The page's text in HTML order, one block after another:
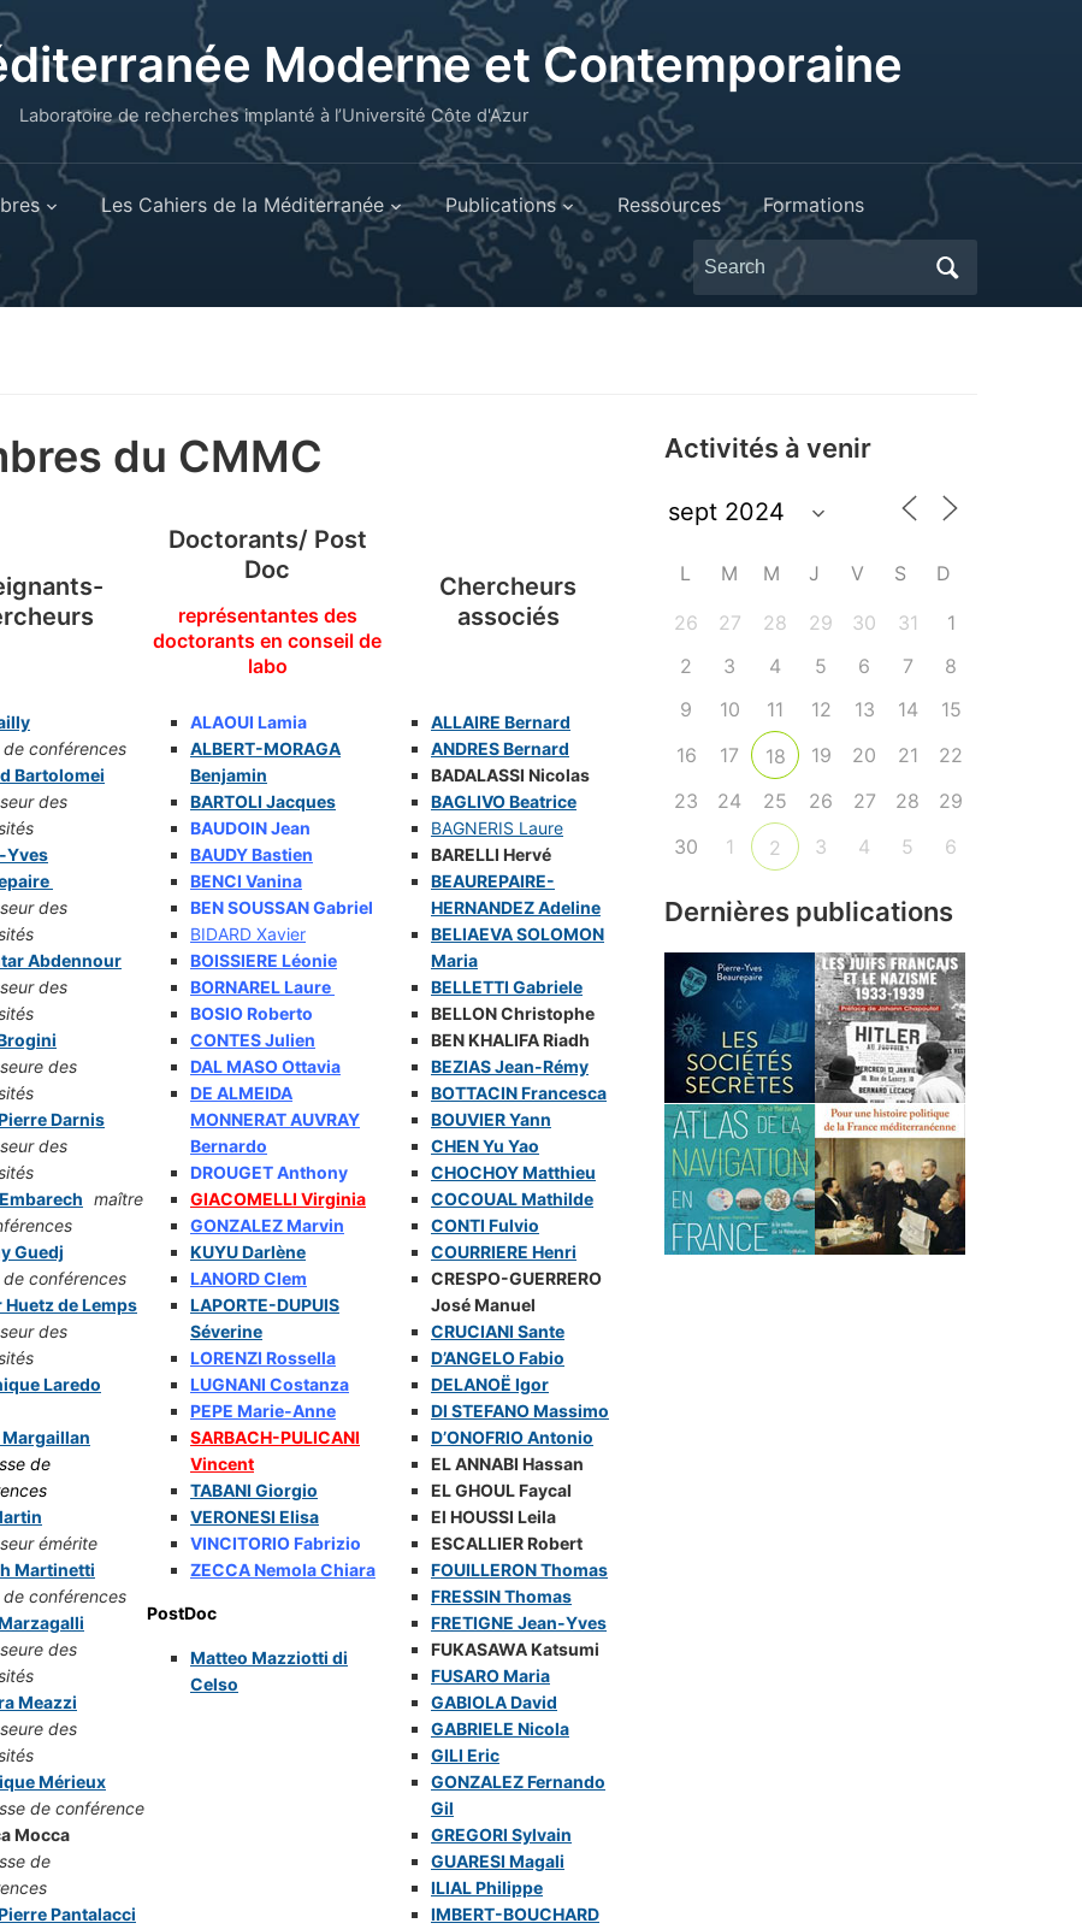
Moderne et Contemporaine
Laboratoire de recherches implanté à l’Université Côte d'Azur
Les Cahiers de la Méditerranée Publications Ressources Formations
Search
for:
du CMMC
Doctorants/ Post
Doc
représentantes des
doctorants en conseil de
labo
Chercheurs
associés
conférences
Bartolomei
des
Yves
des
Abdennour
des
des
Darnis
des
maître
Guedj
conférences
Huetz de Lemps
des
Laredo
de
émérite
Martinetti
conférences
des
Meazzi
des
Mérieux
de conférence
Mocca
de
Pantalacci
ALAOUI Lamia
ALBERT-MORAGA
Benjamin
BARTOLI Jacques
BAUDOIN Jean
BAUDY Bastien
BENCI Vanina
BEN SOUSSAN Gabriel
BIDARD Xavier
BOISSIERE Léonie
BORNAREL Laure
BOSIO Roberto
CONTES Julien
DAL MASO Ottavia
DE ALMEIDA
MONNERAT AUVRAY
Bernardo
DROUGET Anthony
GIACOMELLI Virginia
GONZALEZ Marvin
KUYU Darlène
LANORD Clem
LAPORTE-DUPUIS
Séverine
LORENZI Rossella
LUGNANI Costanza
PEPE Marie-Anne
SARBACH-PULICANI
Vincent
TABANI Giorgio
VERONESI Elisa
VINCITORIO Fabrizio
ZECCA Nemola Chiara
PostDoc
Matteo Mazziotti di
Celso
ALLAIRE Bernard
ANDRES Bernard
BADALASSI Nicolas
BAGLIVO Beatrice
BAGNERIS Laure
BARELLI Hervé
BEAUREPAIRE-
HERNANDEZ Adeline
BELIAEVA SOLOMON
Maria
BELLETTI Gabriele
BELLON Christophe
BEN KHALIFA Riadh
BEZIAS Jean-Rémy
BOTTACIN Francesca
BOUVIER Yann
CHEN Yu Yao
CHOCHOY Matthieu
COCOUAL Mathilde
CONTI Fulvio
COURRIERE Henri
CRESPO-GUERRERO
José Manuel
CRUCIANI Sante
D’ANGELO Fabio
DELANOË Igor
DI STEFANO Massimo
D’ONOFRIO Antonio
EL ANNABI Hassan
EL GHOUL Faycal
El HOUSSI Leila
ESCALLIER Robert
FOUILLERON Thomas
FRESSIN Thomas
FRETIGNE Jean-Yves
FUKASAWA Katsumi
FUSARO Maria
GABIOLA David
GABRIELE Nicola
GILI Eric
GONZALEZ Fernando
Gil
GREGORI Sylvain
GUARESI Magali
ILIAL Philippe
IMBERT-BOUCHARD
Activités à venir
L M M J V S D
26 27 28 29 30 31
1
2
3 4 5 6 7
8
9
10 11 12 13 14
15
16
17 18 19 20 21
22
23
24 25 26 27 28
29
30
1 2 3 4 5 6
Dernières publications